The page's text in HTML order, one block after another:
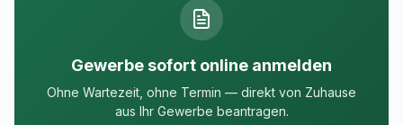
Gewerbe sofort online anmelden
Ohne Wartezeit, ohne Termin — direkt von Zuhause
aus Ihr Gewerbe beantragen.